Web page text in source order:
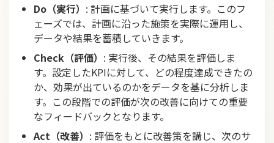
Do（実行） : 計画に基づいて実行します。このフ
ェーズでは、計画に沿った施策を実際に運用し、
データや結果を蓄積していきます。
Check（評価） : 実行後、その結果を評価しま
す。設定したKPIに対して、どの程度達成できたの
か、効果が出ているのかをデータを基に分析しま
す。この段階での評価が次の改善に向けての重要
なフィードバックとなります。
Act（改善） : 評価をもとに改善策を講じ、次のサ